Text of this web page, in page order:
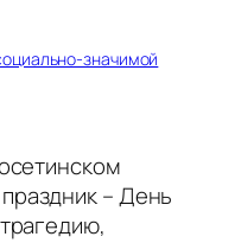
значимой
– День